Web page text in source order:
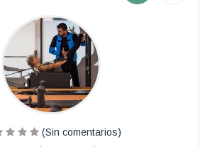
(Sin comentarios)